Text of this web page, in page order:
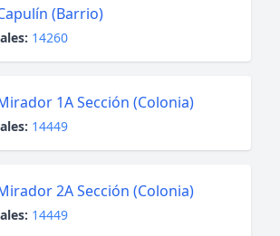
(Barrio)
14260
1A Sección (Colonia)
14449
2A Sección (Colonia)
14449